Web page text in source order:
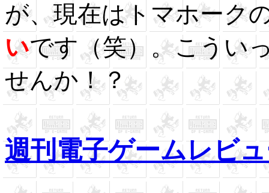
が、現在はトマホーク
いです（笑）。こうい
せんか！？
週刊電子ゲームレビ